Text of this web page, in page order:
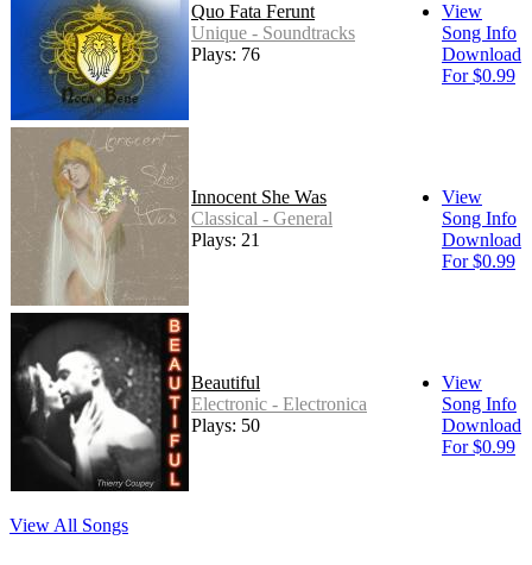
Quo Fata Ferunt
Unique - Soundtracks
Plays: 76
View
Song Info
Download
For $0.99
Innocent She Was
Classical - General
Plays: 21
View
Song Info
Download
For $0.99
Beautiful
Electronic - Electronica
Plays: 50
View
Song Info
Download
For $0.99
View All Songs